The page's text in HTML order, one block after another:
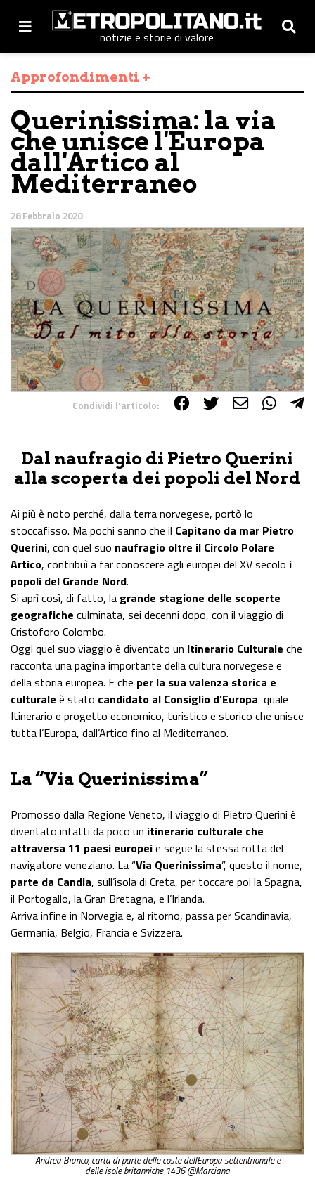
notizie e storie di valore
Approfondimenti +
Querinissima: la via
che unisce l'Europa
dall'Artico al
Mediterraneo
28 Febbraio 2020
Condividi l'articolo:
Dal naufragio di Pietro Querini
alla scoperta dei popoli del Nord
Ai più è noto perché, dalla terra norvegese, portò lo
stoccafisso. Ma pochi sanno che il Capitano da mar Pietro
Querini, con quel suo naufragio oltre il Circolo Polare
Artico, contribuì a far conoscere agli europei del XV secolo i
popoli del Grande Nord.
Si aprì così, di fatto, la grande stagione delle scoperte
geografiche culminata, sei decenni dopo, con il viaggio di
Cristoforo Colombo.
Oggi quel suo viaggio è diventato un Itinerario Culturale che
racconta una pagina importante della cultura norvegese e
della storia europea. E che per la sua valenza storica e
culturale è stato candidato al Consiglio d’Europa quale
Itinerario e progetto economico, turistico e storico che unisce
tutta l’Europa, dall’Artico fino al Mediterraneo.
La “Via Querinissima”
Promosso dalla Regione Veneto, il viaggio di Pietro Querini è
diventato infatti da poco un itinerario culturale che
attraversa 11 paesi europeie segue la stessa rotta del
navigatore veneziano. La “Via Querinissima”, questo il nome,
parte da Candia, sull’isola di Creta, per toccare poi la Spagna,
il Portogallo, la Gran Bretagna, e l’Irlanda.
Arriva infine in Norvegia e, al ritorno, passa per Scandinavia,
Germania, Belgio, Francia e Svizzera.
Andrea Bianco, carta di parte delle coste dellEuropa settentrionale e
delle isole britanniche 1436 @Marciana